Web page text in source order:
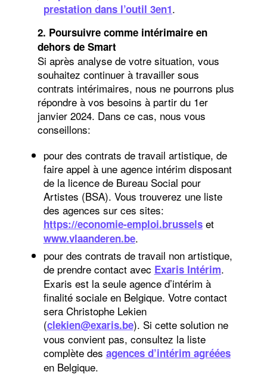
prestation dans l’outil 3en1.
2. Poursuivre comme intérimaire en
dehors de Smart
Si après analyse de votre situation, vous
souhaitez continuer à travailler sous
contrats intérimaires, nous ne pourrons plus
répondre à vos besoins à partir du 1er
janvier 2024. Dans ce cas, nous vous
conseillons:
pour des contrats de travail artistique, de
faire appel à une agence intérim disposant
de la licence de Bureau Social pour
Artistes (BSA). Vous trouverez une liste
des agences sur ces sites:
https://economie-emploi.brusselset
www.vlaanderen.be.
pour des contrats de travail non artistique,
de prendre contact avec Exaris Intérim.
Exaris est la seule agence d’intérim à
finalité sociale en Belgique. Votre contact
sera Christophe Lekien
(clekien@exaris.be). Si cette solution ne
vous convient pas, consultez la liste
complète des agences d’intérim agréées
en Belgique.